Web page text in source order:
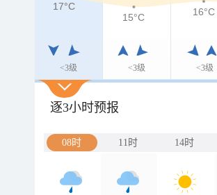
<3级 <3级 <3级
17°C
17°C
15°C
16°C
逐3小时预报
08时 11时 14时